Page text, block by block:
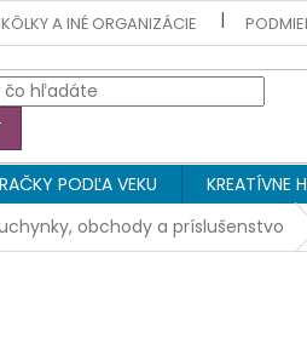
A INÉ ORGANIZÁCIE
PODĽA VEKU KREATÍVNE
obchody a príslušenstvo